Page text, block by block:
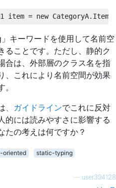
item = new CategoryA. Item1
キーワードを使用して名前空
ることです。ただし、静的ク
合は、外部層のクラス名を指
、これにより名前空間が効果
、ガイドラインでこれに反対
的には読みやすさに影響する
たの考えは何ですか？
oriented
static-typing
user394128